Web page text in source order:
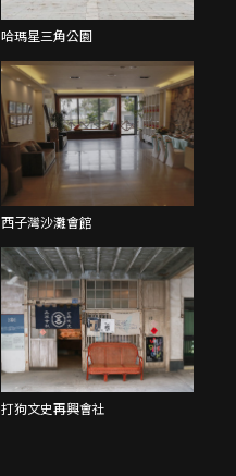
哈瑪星三角公園
西子灣沙灘會館
打狗文史再興會社